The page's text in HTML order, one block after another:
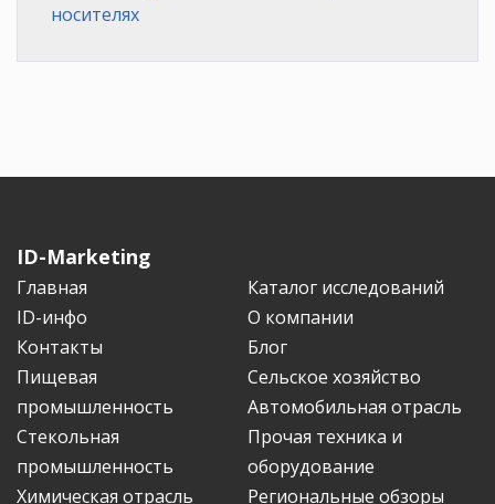
носителях
ID-Marketing
Главная
Каталог исследований
ID-инфо
О компании
Контакты
Блог
Пищевая
промышленность
Сельское хозяйство
Автомобильная отрасль
Стекольная
промышленность
Прочая техника и
оборудование
Химическая отрасль
Региональные обзоры